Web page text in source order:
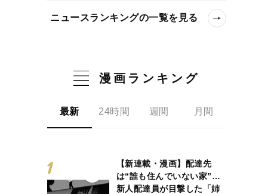
ニュースランキングの一覧を見る
漫画ランキング
最新 24時間 週間 月間
【新連載・漫画】配達先
は“誰も住んでいない家”…
新人配達員が目撃した「姉